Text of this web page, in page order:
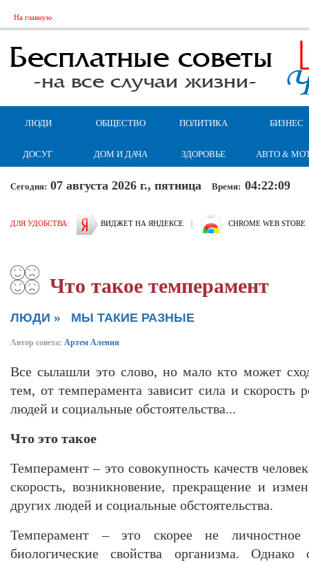
На главную
ЛЮДИ ОБЩЕСТВО ПОЛИТИКА БИЗНЕС
ДОСУГ ДОМ И ДАЧА ЗДОРОВЬЕ АВТО &
Сегодня: 07 августа 2026 г., пятница Время: 04:22:10
ДЛЯ УДОБСТВА: ВИДЖЕТ НА ЯНДЕКСЕ | CHROME WEB STORE
Что такое темперамент
ЛЮДИ » МЫ ТАКИЕ РАЗНЫЕ
Автор совета: Артем Аленин
Все сылашли это слово, но мало кто может
тем, от темперамента зависит сила и скорость
людей и социальные обстоятельства...
Что это такое
Темперамент – это совокупность качеств
скорость, возникновение, прекращение и
других людей и социальные обстоятельства.
Темперамент – это скорее не личностное
биологические свойства организма. Однако